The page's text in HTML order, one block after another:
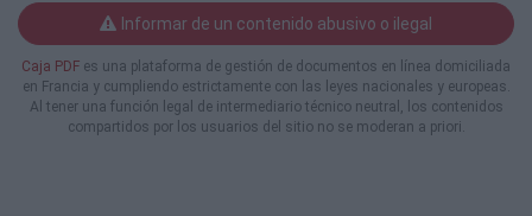
República ha
establecido
un
sistema
Informar de un contenido abusivo o ilegal
Caja PDF es una plataforma de gestión de documentos en línea domiciliada
en Francia y cumpliendo estrictamente con las leyes nacionales y europeas.
Al tener una función legal de intermediario técnico neutral, los contenidos
compartidos por los usuarios del sitio no se moderan a priori.